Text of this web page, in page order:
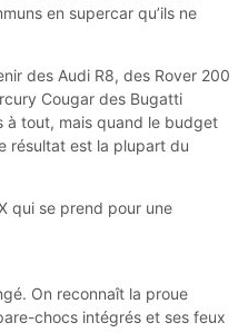
en supercar qu’ils ne
des Audi R8, des Rover 200
Cougar des Bugatti
à tout, mais quand le budget
résultat est la plupart du
qui se prend pour une
On reconnaît la proue
chocs intégrés et ses feux